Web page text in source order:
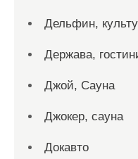
Дельфин,
Держава,
Джой, Сауна
Джокер, сауна
Докавто